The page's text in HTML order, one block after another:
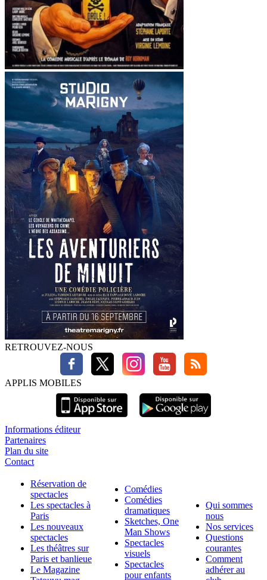
RETROUVEZ-NOUS
APPLIS MOBILES
Informations éditeur
Partenaires
Plan du site
Contact
Réservation de
spectacles
Les spectacles à
Paris
Les nouveaux
spectacles
Les théâtres sur
Paris et banlieue
Le Magazine
Comédies
Comédies
dramatiques
Sketches, One
Man Shows
Spectacles
visuels
Spectacles
pour enfants
Qui sommes
nous
Nos services
Questions
courantes
Comment
adhérer au